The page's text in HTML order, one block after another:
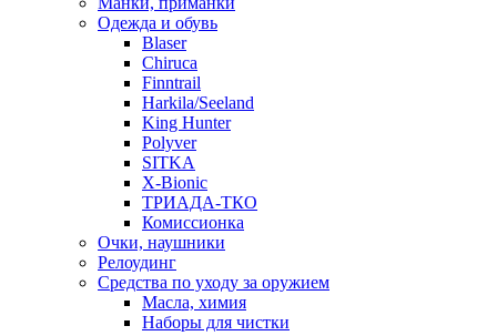
Одежда и обувь
Blaser
Chiruca
Finntrail
Harkila/Seeland
King Hunter
Polyver
SITKA
X-Bionic
ТРИАДА-ТКО
Комиссионка
Очки, наушники
Релоудинг
Средства по уходу за оружием
Масла, химия
Наборы для чистки